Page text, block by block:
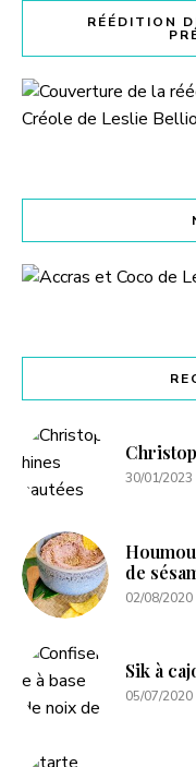
RÉÉDITION
30/01/2023
de
02/08/2020
Sik à
05/07/2020